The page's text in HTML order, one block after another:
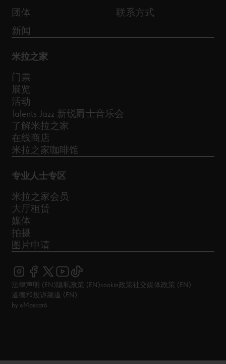
团体
新闻
联系方式
米拉之家
门票
展览
活动
Talents Jazz 新锐爵士音乐会
了解米拉之家
在线商店
米拉之家咖啡馆
专业人士专区
米拉之家会员
大厅租赁
媒体
拍摄
图片申请
法律声明 (EN)隐私政策 (EN)cookie政策社交媒体政策 (EN)
道德和投诉频道 (EN)
by eMascaró